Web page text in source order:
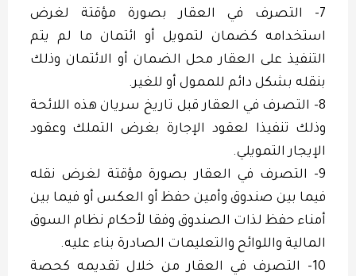
7- التصرف في العقار بصورة مؤقتة لغرض
استخدامه كضمان لتمويل أو ائتمان ما لم يتم
التنفيذ على العقار محل الضمان أو الائتمان وذلك
بنقله بشكل دائم للممول أو للغير.
8- التصرف في العقار قبل تاريخ سريان هذه اللائحة
وذلك تنفيذا لعقود الإجارة بغرض التملك وعقود
الإيجار التمويلي.
9- التصرف في العقار بصورة مؤقتة لغرض نقله
فيما بين صندوق وأمين حفظ أو العكس أو فيما بين
أمناء حفظ لذات الصندوق وفقا لأحكام نظام السوق
المالية واللوائح والتعليمات الصادرة بناء عليه.
10- التصرف في العقار من خلال تقديمه كحصة